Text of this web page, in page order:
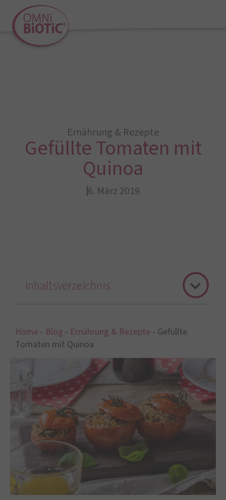
Ernährung & Rezepte
Gefüllte Tomaten mit
Quinoa
6. März 2019
Home - Blog - Ernährung & Rezepte - Gefüllte
Tomaten mit Quinoa
Inhaltsverzeichnis